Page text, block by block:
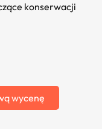
konserwacji
wycenę